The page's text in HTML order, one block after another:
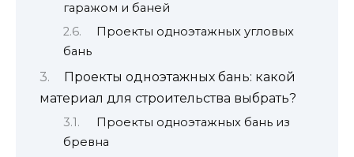
гаражом и баней
Проекты одноэтажных угловых
бань
Проекты одноэтажных бань: какой
материал для строительства выбрать?
Проекты одноэтажных бань из
бревна